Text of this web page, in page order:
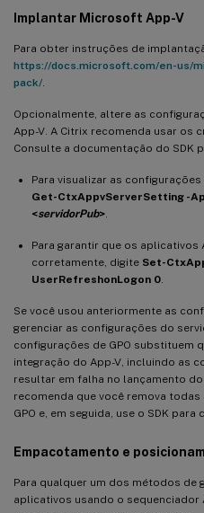
Implantar Microsoft App-V
Para obter instruções de
https://docs.microsoft.com/en-us/
pack/
Opcionalmente, altere as
App-V. A Citrix recomenda usar os
Consulte a documentação do SDK
Para visualizar as
Get-CtxAppvServerSetting -
<servidorPub>
Para garantir que os aplicativos
corretamente, digite Set-
UserRefreshonLogon 0
Se você usou anteriormente as
gerenciar as configurações do
configurações de GPO substituem
integração do App-V, incluindo as
resultar em falha no lançamento
recomenda que você remova
GPO e, em seguida, use o SDK
Empacotamento e
Para qualquer um dos métodos de
aplicativos usando o sequenciador